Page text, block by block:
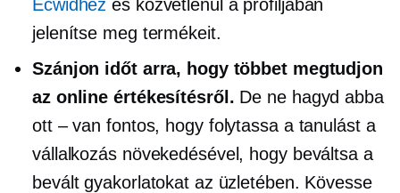
Ecwidhez és közvetlenül a profiljában
jelenítse meg termékeit.
Szánjon időt arra, hogy többet megtudjon
az online értékesítésről. De ne hagyd abba
ott – van fontos, hogy folytassa a tanulást a
vállalkozás növekedésével, hogy beváltsa a
bevált gyakorlatokat az üzletében. Kövesse